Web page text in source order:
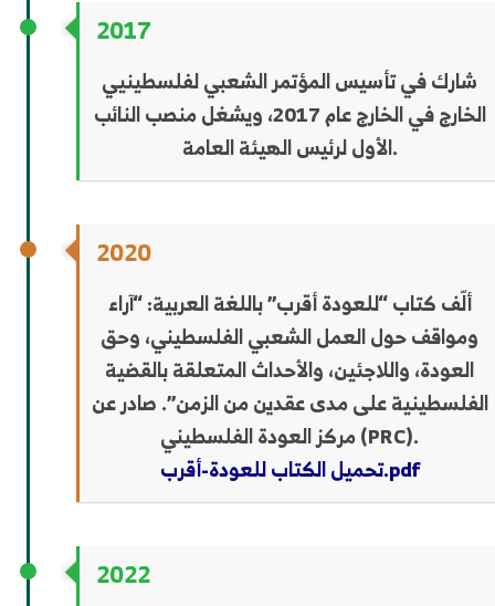
2017
شارك في تأسيس المؤتمر الشعبي لفلسطينيي
الخارج في الخارج عام 2017، ويشغل منصب النائب
الأول لرئيس الهيئة العامة.
2020
ألّف كتاب “للعودة أقرب” باللغة العربية: “آراء
ومواقف حول العمل الشعبي الفلسطيني، وحق
العودة، واللاجئين، والأحداث المتعلقة بالقضية
الفلسطينية على مدى عقدين من الزمن”. صادر عن
مركز العودة الفلسطيني (PRC).
تحميل الكتاب للعودة-أقرب.pdf
2022